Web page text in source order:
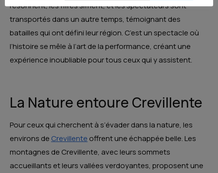
résonnent, les fifres sifflent, et les spectateurs sont
transportés dans un autre temps, témoignant des
batailles qui ont défini leur région. C’est un spectacle où
l’histoire se mêle à l’art de la performance, créant une
expérience inoubliable pour tous ceux qui y assistent.
La Nature entoure Crevillente
Pour ceux qui cherchent à s’évader dans la nature, les
environs de Crevillente offrent une échappée belle. Les
montagnes de Crevillente, avec leurs sommets
accueillants et leurs vallées verdoyantes, proposent une